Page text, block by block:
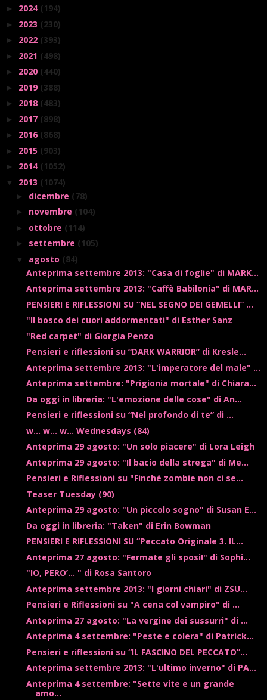
► 2024 (194)
► 2023 (230)
► 2022 (393)
► 2021 (498)
► 2020 (440)
► 2019 (388)
► 2018 (483)
► 2017 (898)
► 2016 (868)
► 2015 (903)
► 2014 (1052)
▼ 2013 (1074)
► dicembre (78)
► novembre (104)
► ottobre (114)
► settembre (105)
▼ agosto (84)
Anteprima settembre 2013: "Casa di foglie" di MARK...
Anteprima settembre 2013: "Caffè Babilonia" di MAR...
PENSIERI E RIFLESSIONI SU “NEL SEGNO DEI GEMELLI” ...
"Il bosco dei cuori addormentati" di Esther Sanz
"Red carpet" di Giorgia Penzo
Pensieri e riflessioni su “DARK WARRIOR” di Kresle...
Anteprima settembre 2013: "L'imperatore del male" ...
Anteprima settembre: "Prigionia mortale" di Chiara...
Da oggi in libreria: "L'emozione delle cose" di An...
Pensieri e riflessioni su “Nel profondo di te” di ...
w... w... w... Wednesdays (84)
Anteprima 29 agosto: "Un solo piacere" di Lora Leigh
Anteprima 29 agosto: "Il bacio della strega" di Me...
Pensieri e Riflessioni su "Finché zombie non ci se...
Teaser Tuesday (90)
Anteprima 29 agosto: "Un piccolo sogno" di Susan E...
Da oggi in libreria: "Taken" di Erin Bowman
PENSIERI E RIFLESSIONI SU “Peccato Originale 3. IL...
Anteprima 27 agosto: "Fermate gli sposi!" di Sophi...
"IO, PERO’… " di Rosa Santoro
Anteprima settembre 2013: "I giorni chiari" di ZSU...
Pensieri e Riflessioni su "A cena col vampiro" di ...
Anteprima 27 agosto: "La vergine dei sussurri" di ...
Anteprima 4 settembre: "Peste e colera" di Patrick...
Pensieri e riflessioni su “IL FASCINO DEL PECCATO”...
Anteprima settembre 2013: "L'ultimo inverno" di PA...
Anteprima 4 settembre: "Sette vite e un grande
amo...